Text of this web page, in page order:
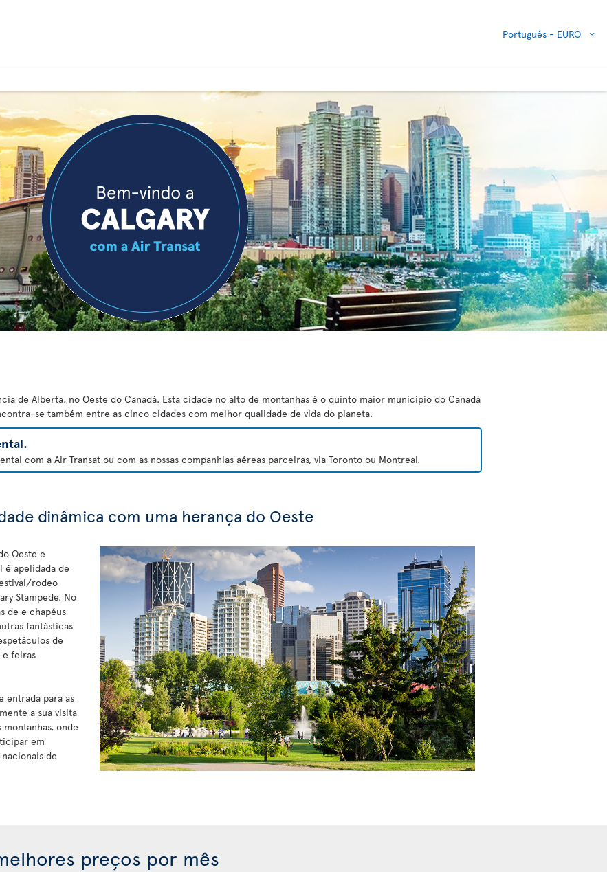
Português - EURO
de Alberta, no Oeste do Canadá. Esta cidade no alto de montanhas é o quinto maior município do Canadá
se também entre as cinco cidades com melhor qualidade de vida do planeta.
com a Air Transat ou com as nossas companhias aéreas parceiras, via Toronto ou Montreal.
dinâmica com uma herança do Oeste
Oeste e
é apelidada de
rodeo
Stampede. No
de e chapéus
fantásticas
de
e feiras
entrada para as
a sua visita
montanhas, onde
em
de
preços por mês